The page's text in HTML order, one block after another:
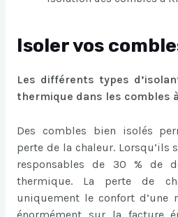
Isoler vos
Les différents types
thermique dans les combles
Des combles bien isolés
perte de la chaleur.
responsables de 30 % de
thermique. La perte de
uniquement le confort d’une